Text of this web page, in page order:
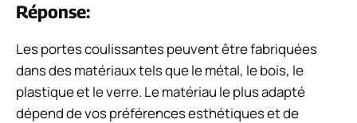
Réponse:
Les portes coulissantes peuvent être fabriquées
dans des matériaux tels que le métal, le bois, le
plastique et le verre. Le matériau le plus adapté
dépend de vos préférences esthétiques et de